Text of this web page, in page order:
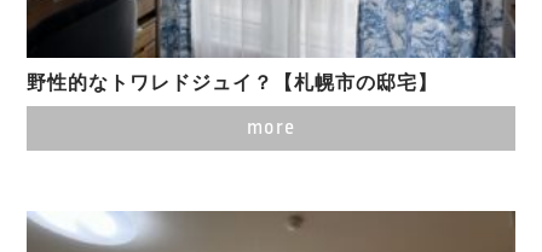
野性的なトワレドジュイ？【札幌市の邸宅】
more